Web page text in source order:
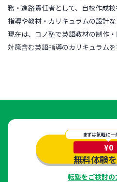
務・進路責任者として、自校作成
指導や教材・カリキュラムの設計
現在は、コノ塾で英語教材の制作
対策含む英語指導のカリキュラムを
まずは気軽に
¥0
無料体験
転塾をご検討の